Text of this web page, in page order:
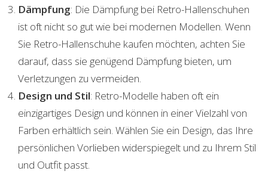
Dämpfung: Die Dämpfung bei Retro-Hallenschuhen
ist oft nicht so gut wie bei modernen Modellen. Wenn
Sie Retro-Hallenschuhe kaufen möchten, achten Sie
darauf, dass sie genügend Dämpfung bieten, um
Verletzungen zu vermeiden.
Design und Stil: Retro-Modelle haben oft ein
einzigartiges Design und können in einer Vielzahl von
Farben erhältlich sein. Wählen Sie ein Design, das Ihre
persönlichen Vorlieben widerspiegelt und zu Ihrem Stil
und Outfit passt.